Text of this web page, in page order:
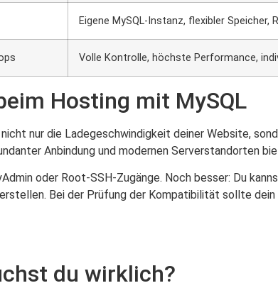
Eigene MySQL-Instanz, flexibler Speicher,
Volle Kontrolle, höchste Performance,
Hosting mit MySQL
nur die Ladegeschwindigkeit deiner Website,
Anbindung und modernen Serverstandorten
oder Root-SSH-Zugänge. Noch besser: Du
Bei der Prüfung der Kompatibilität sollte
du wirklich?